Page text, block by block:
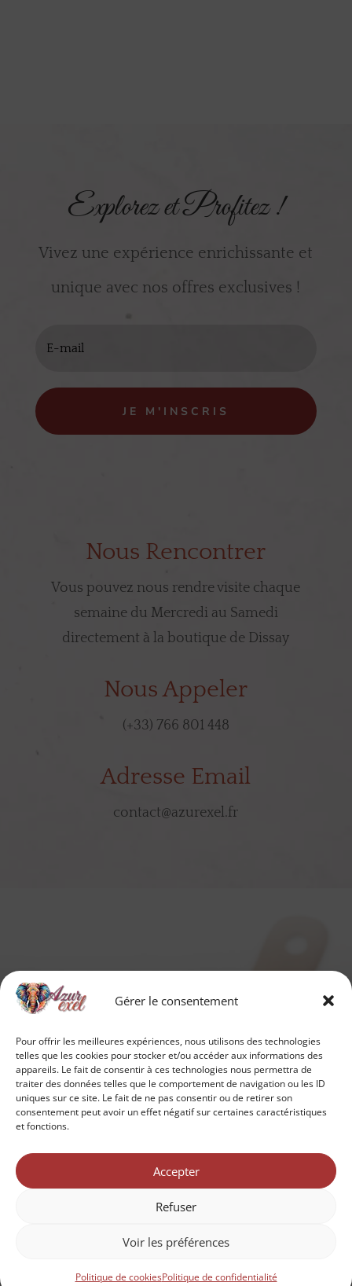
Gérer le consentement
Pour offrir les meilleures expériences, nous utilisons des technologies
telles que les cookies pour stocker et/ou accéder aux informations des
appareils. Le fait de consentir à ces technologies nous permettra de
traiter des données telles que le comportement de navigation ou les ID
uniques sur ce site. Le fait de ne pas consentir ou de retirer son
consentement peut avoir un effet négatif sur certaines caractéristiques
et fonctions.
Accepter
Refuser
Voir les préférences
Politique de cookiesPolitique de confidentialité
Explorez et Profitez !
Vivez une expérience enrichissante et
unique avec nos offres exclusives !
JE M'INSCRIS
Nous Rencontrer
Vous pouvez nous rendre visite chaque
semaine du Mercredi au Samedi
directement à la boutique de Dissay
Nous Appeler
(+33) 766 801 448
Adresse Email
contact@azurexel.fr